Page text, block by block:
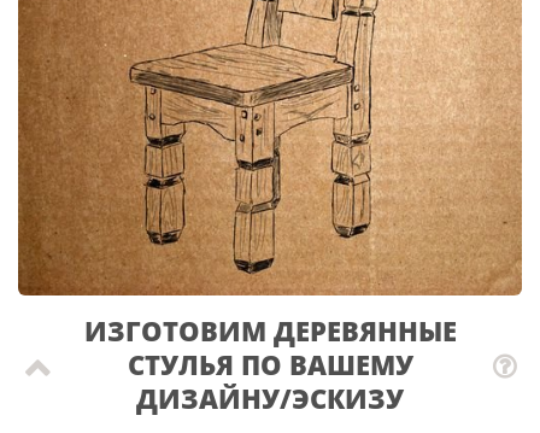
ИЗГОТОВИМ ДЕРЕВЯННЫЕ
СТУЛЬЯ ПО ВАШЕМУ
ДИЗАЙНУ/ЭСКИЗУ